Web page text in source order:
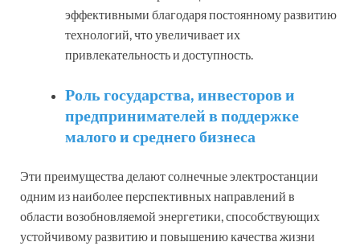
эффективными благодаря постоянному развитию
технологий, что увеличивает их
привлекательность и доступность.
Роль государства, инвесторов и
предпринимателей в поддержке
малого и среднего бизнеса
Эти преимущества делают солнечные электростанции
одним из наиболее перспективных направлений в
области возобновляемой энергетики, способствующих
устойчивому развитию и повышению качества жизни